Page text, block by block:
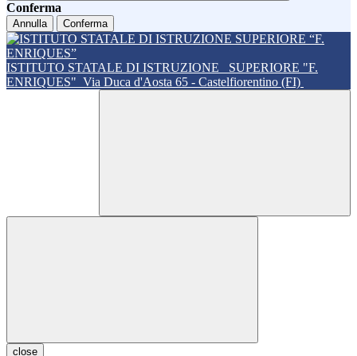
Conferma
Annulla Conferma
ISTITUTO STATALE DI ISTRUZIONE
SUPERIORE "F.
ENRIQUES" Via Duca d'Aosta 65 - Castelfiorentino (FI)
close